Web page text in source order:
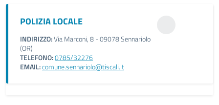
POLIZIA LOCALE
INDIRIZZO:Via Marconi, 8 - 09078 Sennariolo
(OR)
TELEFONO:0785/32276
EMAIL:comune.sennariolo@tiscali.it